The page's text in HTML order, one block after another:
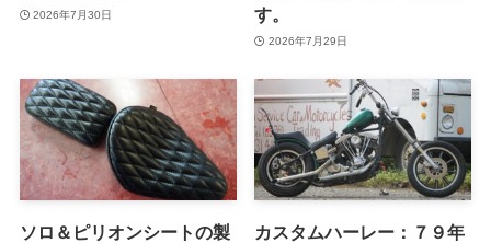
2026年7月30日
す。
2026年7月29日
ソロ＆ピリオンシートの製
カスタムハーレー：７９年